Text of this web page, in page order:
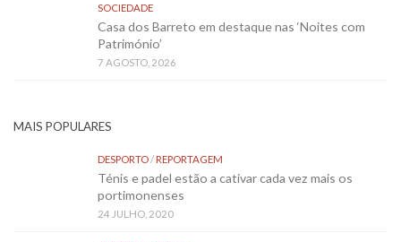
SOCIEDADE
Casa dos Barreto em destaque nas ‘Noites com
Património’
7 AGOSTO, 2026
MAIS POPULARES
DESPORTO /REPORTAGEM
Ténis e padel estão a cativar cada vez mais os
portimonenses
24 JULHO, 2020